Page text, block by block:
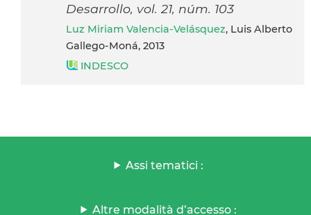
Desarrollo, vol. 21, núm. 103
Luz Miriam Valencia-Velásquez, Luis Alberto
Gallego-Moná, 2013
INDESCO
Assi tematici :
Altre modalità d’accesso :